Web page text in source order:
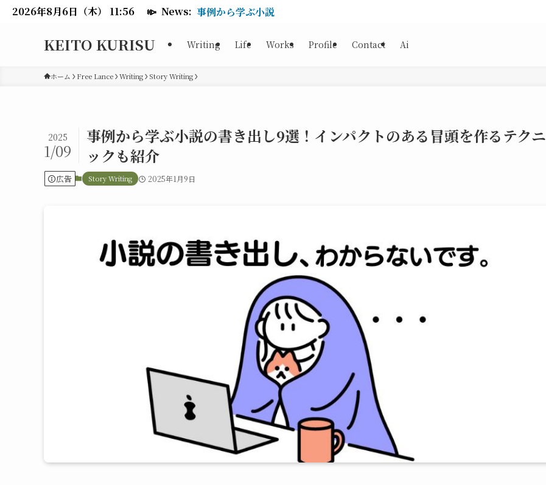
2026年8月6日（木） 11:56 📣 News: 事例から学ぶ小説の書き出し9選！インパクトのある冒頭を作
KEITO KURISU Writing Life Works Profile Contact Ai
ホーム Free Lance Writing Story Writing
事例から学ぶ小説の書き出し9選！インパクトのある冒頭を作るテクニ
ックも紹介
2025
1/09
広告 Story Writing 2025年1月9日